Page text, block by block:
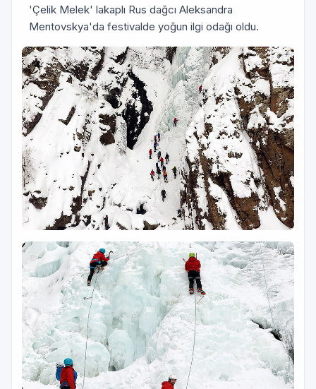
'Çelik Melek' lakaplı Rus dağcı Aleksandra
Mentovskya'da festivalde yoğun ilgi odağı oldu.